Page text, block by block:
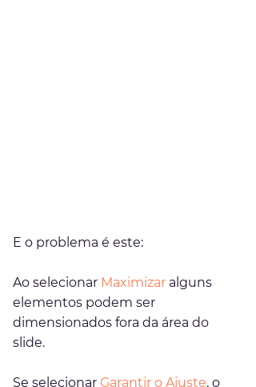
E o problema é este:
Ao selecionar Maximizar alguns
elementos podem ser
dimensionados fora da área do
slide.
Se selecionar Garantir o Ajuste, o